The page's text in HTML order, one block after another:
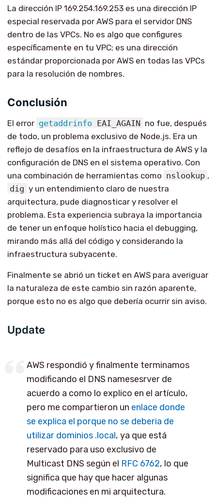
La dirección IP 169.254.169.253 es una dirección IP
especial reservada por AWS para el servidor DNS
dentro de las VPCs. No es algo que configures
específicamente en tu VPC; es una dirección
estándar proporcionada por AWS en todas las VPCs
para la resolución de nombres.
Conclusión
El error getaddrinfo EAI_AGAIN no fue, después
de todo, un problema exclusivo de Node.js. Era un
reflejo de desafíos en la infraestructura de AWS y la
configuración de DNS en el sistema operativo. Con
una combinación de herramientas como nslookup ,
dig y un entendimiento claro de nuestra
arquitectura, pude diagnosticar y resolver el
problema. Esta experiencia subraya la importancia
de tener un enfoque holístico hacia el debugging,
mirando más allá del código y considerando la
infraestructura subyacente.
Finalmente se abrió un ticket en AWS para averiguar
la naturaleza de este cambio sin razón aparente,
porque esto no es algo que debería ocurrir sin aviso.
Update
AWS respondió y finalmente terminamos
modificando el DNS namesesrver de
acuerdo a como lo explico en el artículo,
pero me compartieron un enlace donde
se explica el porque no se deberia de
utilizar dominios .local, ya que está
reservado para uso exclusivo de
Multicast DNS según el RFC 6762, lo que
significa que hay que hacer algunas
modificaciones en mi arquitectura.